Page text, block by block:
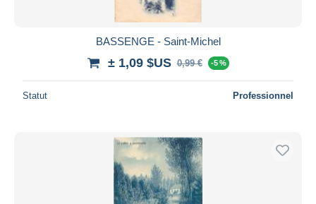
BASSENGE - Saint-Michel
± 1,09 $US 0,99 € -5 %
Statut Professionnel